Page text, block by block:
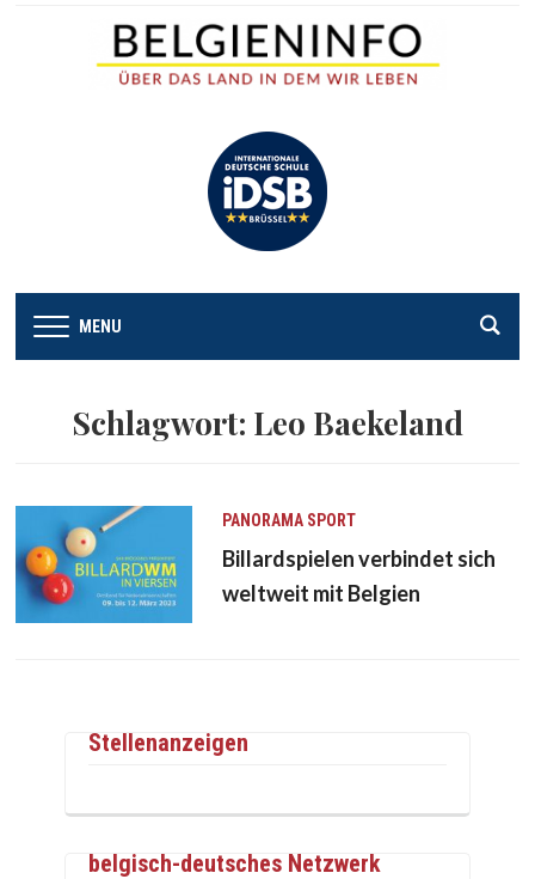
MENU
Schlagwort: Leo Baekeland
PANORAMA SPORT
Billardspielen verbindet sich
weltweit mit Belgien
Stellenanzeigen
belgisch-deutsches Netzwerk